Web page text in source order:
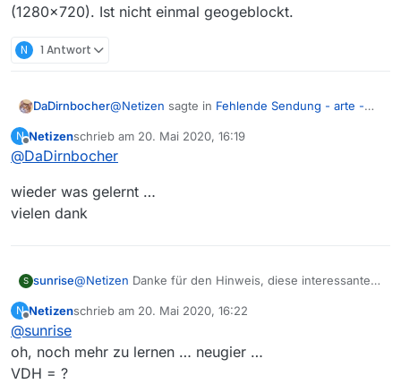
Sendung:Max Klinger - Die Macht des Weibes
Folge:
https://www.arte.tv/de/videos/085403-000-A/max-
klinger-die-macht-des-weibes/
Betriebssystem: Win 10
MediathekView-Version:
Auch unter mediathekviewweb.de nicht gefunden.
Mit besten Wünschen
bekomme ich keine Information.
(1280x720). Ist nicht einmal geogeblockt.
N 1 Antwort
DaDirnbocher@Netizen sagte in Fehlende Sendung - arte -
MediathekView den Download machen
Gar nicht.
folge doch den geposteten link aus …
Arte die beste Qualität).
… Auflösung wählen, Rechte Maustaste ->
N
Offline
Netizenschrieb am 20. Mai 2020, 16:19
zuletzt editiert von
@DaDirnbocher
wieder was gelernt …
vielen dank
S sunrise@Netizen Danke für den Hinweis, diese interessante
Mediathek “letzter Tag”). Du kannst die Sendung mit
Ist nicht einmal geogeblockt.
N
Offline
Netizenschrieb am 20. Mai 2020, 16:22
zuletzt editiert von
@sunrise
oh, noch mehr zu lernen … neugier …
VDH = ?